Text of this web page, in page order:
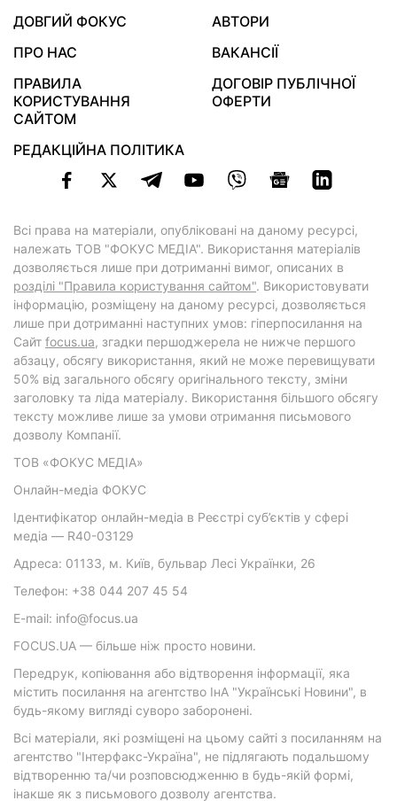
ДОВГИЙ ФОКУС
АВТОРИ
ПРО НАС
ВАКАНСІЇ
ПРАВИЛА
КОРИСТУВАННЯ
САЙТОМ
ДОГОВІР ПУБЛІЧНОЇ
ОФЕРТИ
РЕДАКЦІЙНА ПОЛІТИКА
Всі права на матеріали, опубліковані на даному ресурсі,
належать ТОВ "ФОКУС МЕДІА". Використання матеріалів
дозволяється лише при дотриманні вимог, описаних в
розділі "Правила користування сайтом". Використовувати
інформацію, розміщену на даному ресурсі, дозволяється
лише при дотриманні наступних умов: гіперпосилання на
Cайт focus.ua, згадки першоджерела не нижче першого
абзацу, обсягу використання, який не може перевищувати
50% від загального обсягу оригінального тексту, зміни
заголовку та ліда матеріалу. Використання більшого обсягу
тексту можливе лише за умови отримання письмового
дозволу Компанії.
ТОВ «ФОКУС МЕДІА»
Онлайн-медіа ФОКУС
Ідентифікатор онлайн-медіа в Реєстрі суб’єктів у сфері
медіа — R40-03129
Адреса: 01133, м. Київ, бульвар Лесі Українки, 26
Телефон: +38 044 207 45 54
E-mail: info@focus.ua
FOCUS.UA — більше ніж просто новини.
Передрук, копіювання або відтворення інформації, яка
містить посилання на агентство ІнА "Українські Новини", в
будь-якому вигляді суворо заборонені.
Всі матеріали, які розміщені на цьому сайті з посиланням на
агентство "Інтерфакс-Україна", не підлягають подальшому
відтворенню та/чи розповсюдженню в будь-якій формі,
інакше як з письмового дозволу агентства.